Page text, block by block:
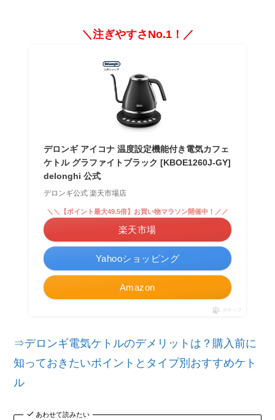
＼注ぎやすさNo.1！／
デロンギ アイコナ 温度設定機能付き電気カフェ
ケトル グラファイトブラック [KBOE1260J-GY]
delonghi 公式
デロンギ公式 楽天市場店
＼＼【ポイント最大49.5倍】お買い物マラソン開催中！／／
楽天市場
Yahooショッピング
Amazon
ポチップ
⇒デロンギ電気ケトルのデメリットは？購入前に
知っておきたいポイントとタイプ別おすすめケト
ル
あわせて読みたい